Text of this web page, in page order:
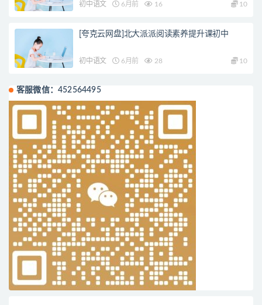
初中语文 6月前 16 10
[夸克云网盘]北大派派阅读素养提升课初中
初中语文 6月前 28 10
客服微信：452564495